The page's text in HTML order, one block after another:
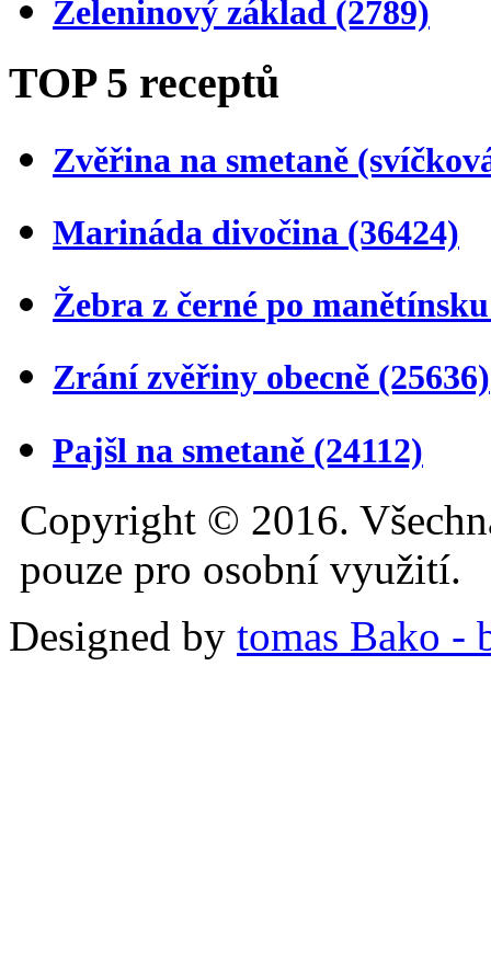
Zeleninový základ (2789)
TOP 5 receptů
Zvěřina na smetaně
Marináda divočina (36424)
Žebra z černé po
Zrání zvěřiny obecně (25636)
Pajšl na smetaně (24112)
Copyright © 2016.
pouze pro osobní využití.
Designed by tomas Bako -